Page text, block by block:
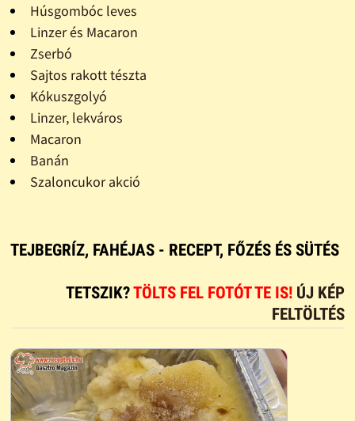
Húsgombóc leves
Linzer és Macaron
Zserbó
Sajtos rakott tészta
Kókuszgolyó
Linzer, lekváros
Macaron
Banán
Szaloncukor akció
TEJBEGRÍZ, FAHÉJAS - RECEPT, FŐZÉS ÉS SÜTÉS
TETSZIK?TÖLTS FEL FOTÓT TE IS! ÚJ KÉP
FELTÖLTÉS